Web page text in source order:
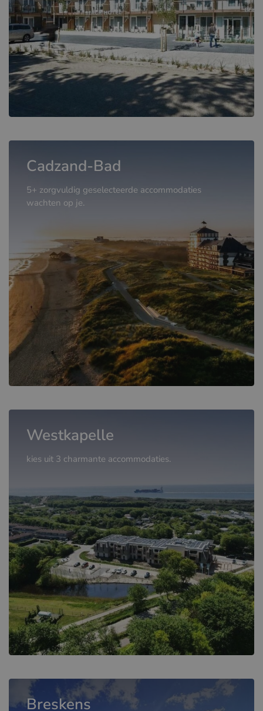
Cadzand-Bad
5+ zorgvuldig geselecteerde accommodaties
wachten op je.
Westkapelle
kies uit 3 charmante accommodaties.
Breskens